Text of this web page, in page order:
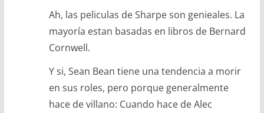
Ah, las peliculas de Sharpe son genieales. La
mayoría estan basadas en libros de Bernard
Cornwell.
Y si, Sean Bean tiene una tendencia a morir
en sus roles, pero porque generalmente
hace de villano: Cuando hace de Alec